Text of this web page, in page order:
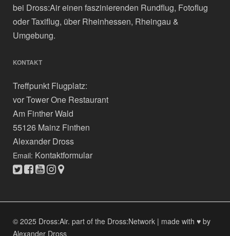
bei Dross:Air einen faszinierenden Rundflug, Fotoflug
oder Taxiflug, über Rheinhessen, Rheingau &
Umgebung.
KONTAKT
Treffpunkt Flugplatz:
vor Tower One Restaurant
Am Finther Wald
55126 Mainz Finthen
Alexander Dross
Email: Kontaktformular
© 2025 Dross:Air. part of the Dross:Network | made with ♥ by
Alexander Dross